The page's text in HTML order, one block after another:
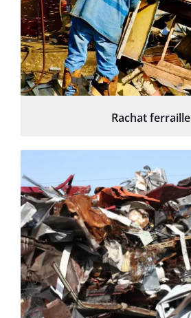
Rachat ferraille